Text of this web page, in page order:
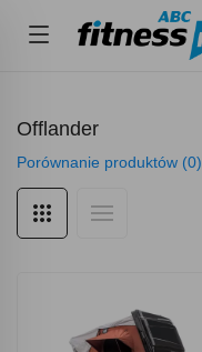
Offlander
Porównanie produktów (0)